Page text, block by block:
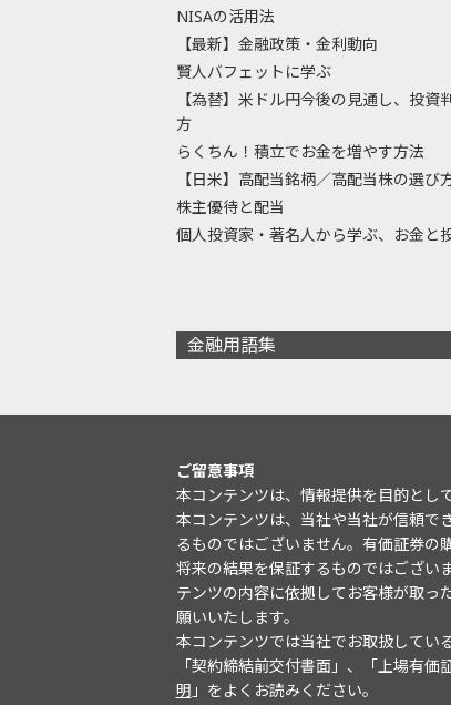
NISAの活用法
【最新】金融政策・金利動向
賢人バフェットに学ぶ
【為替】米ドル円今後の見通し、投資
方
らくちん！積立でお金を増やす方法
【日米】高配当銘柄／高配当株の選び
株主優待と配当
個人投資家・著名人から学ぶ、お金と
金融用語集
ご留意事項
本コンテンツは、情報提供を目的とし
本コンテンツは、当社や当社が信頼で
るものではございません。有価証券の
将来の結果を保証するものではござい
テンツの内容に依拠してお客様が取っ
願いいたします。
本コンテンツでは当社でお取扱してい
「契約締結前交付書面」、「上場有
明 」をよくお読みください。